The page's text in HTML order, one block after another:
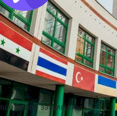
права защищены.